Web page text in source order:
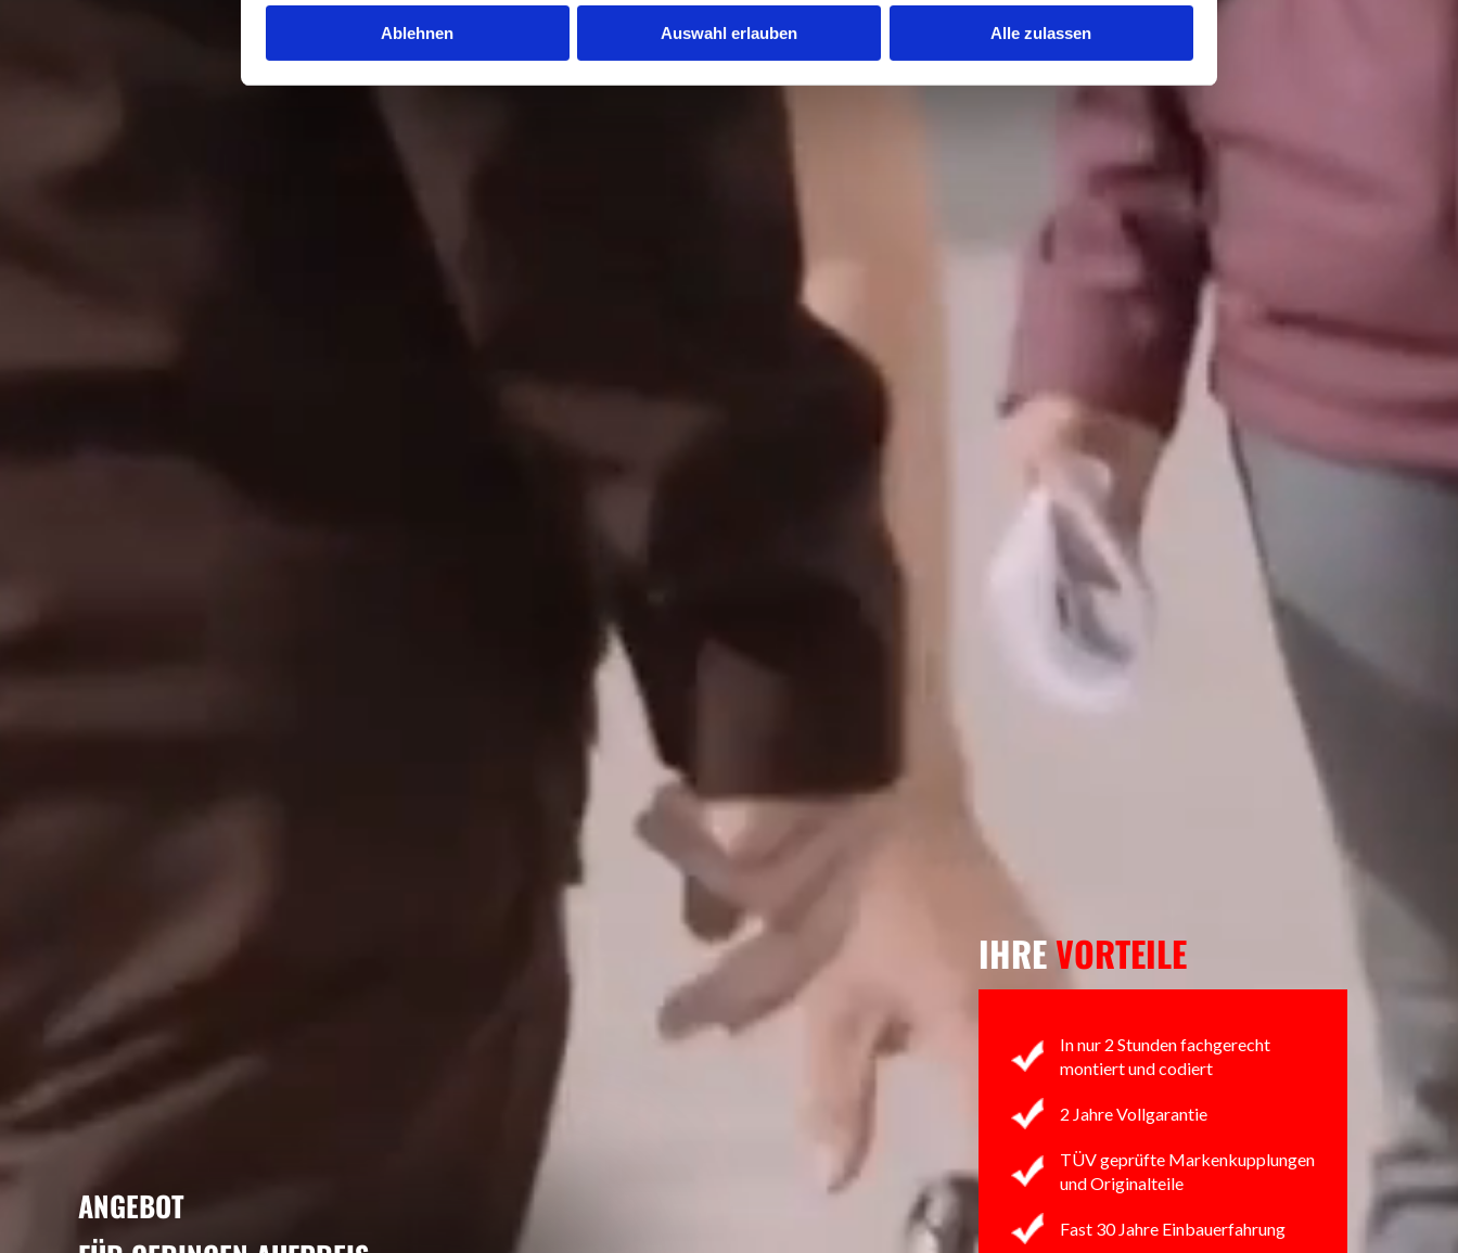
Ablehnen Auswahl erlauben Alle zulassen
IHREVORTEILE
In nur 2 Stunden fachgerecht
montiert und codiert
2 Jahre Vollgarantie
TÜV geprüfte Markenkupplungen
und Originalteile
Fast 30 Jahre Einbauerfahrung